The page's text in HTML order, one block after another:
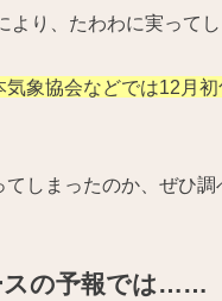
より、たわわに実って
気象協会などでは12月
しまったのか、ぜひ調
スの予報では……